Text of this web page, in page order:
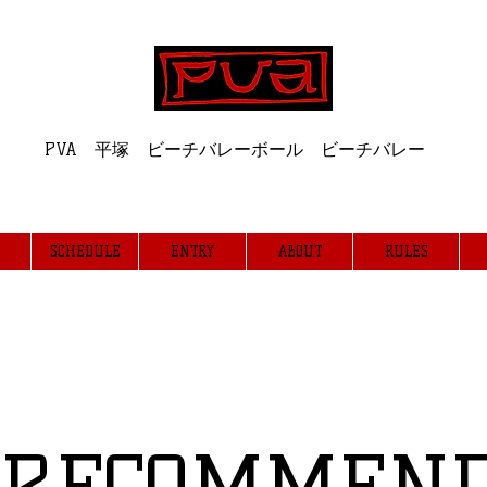
PVA 平塚 ビーチバレーボール ビーチバレー
SCHEDULE ENTRY ABOUT RULES